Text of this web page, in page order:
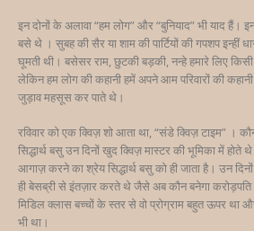
इन दोनों के अलावा “हम लोग” और “बुनियाद” भी याद
बसे थे । सुबह की सैर या शाम की पार्टियों की गपशप इन्हीं
घूमती थी। बसेसर राम, छुटकी बड़की, नन्हे हमारे लिए
लेकिन हम लोग की कहानी हमें अपने आम परिवारों की
जुड़ाव महसूस कर पाते थे।
रविवार को एक क्विज़ शो आता था, “संडे क्विज़ टाइम” ।
सिद्धार्थ बसु उन दिनों खुद क्विज़ मास्टर की भूमिका में होते
आगाज़ करने का श्रेय सिद्धार्थ बसु को ही जाता है। उन
ही बेसब्री से इंतज़ार करते थे जैसे अब कौन बनेगा
मिडिल क्लास बच्चों के स्तर से वो प्रोग्राम बहुत ऊपर था
भी था।